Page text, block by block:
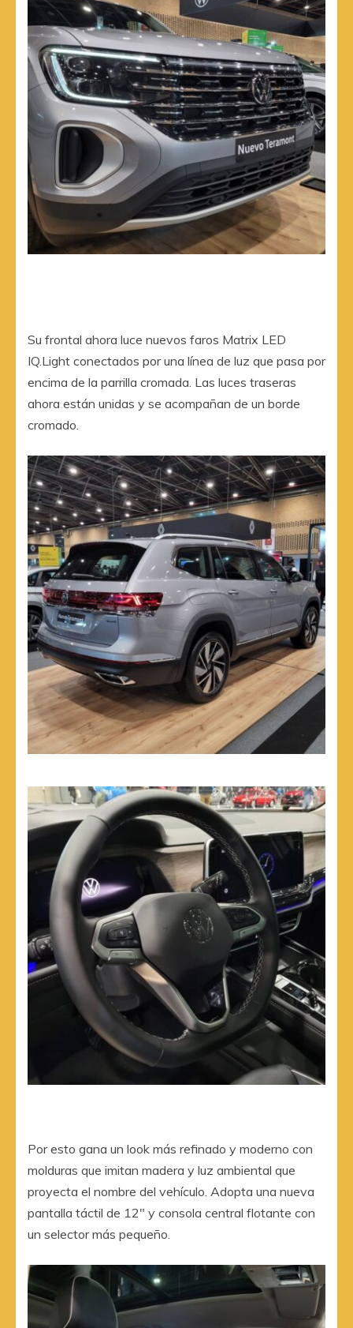
Su frontal ahora luce nuevos faros Matrix LED
IQ.Light conectados por una línea de luz que pasa por
encima de la parrilla cromada. Las luces traseras
ahora están unidas y se acompañan de un borde
cromado.
Por esto gana un look más refinado y moderno con
molduras que imitan madera y luz ambiental que
proyecta el nombre del vehículo. Adopta una nueva
pantalla táctil de 12″ y consola central flotante con
un selector más pequeño.